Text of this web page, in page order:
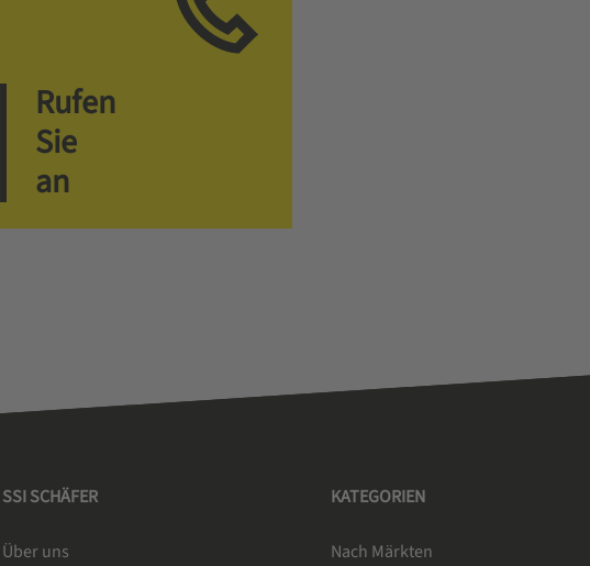
Rufen
Sie
an
SSI SCHÄFER
Über uns
KATEGORIEN
Nach Märkten